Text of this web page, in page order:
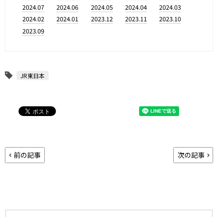
2024.07
2024.06 2024.05 2024.04
2024.03
2024.02
2024.01 2023.12 2023.11
2023.10
2023.09
JR東日本
前の記事 次の記事